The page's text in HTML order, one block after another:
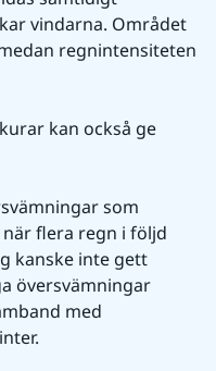
vindarna. Området
regnintensiteten
kan också ge
som
flera regn i följd
kanske inte gett
översvämningar
med